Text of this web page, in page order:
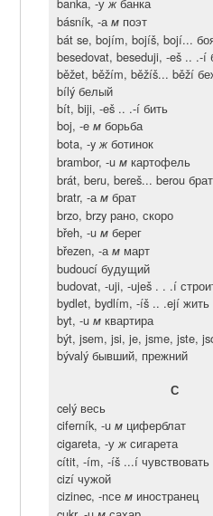
ж
básník, -ам поэт
bát se, bojím, bojíš, bojí...
besedovat, beseduji, -eš .. .-í
běžet, běžím, běžíš... běží
bílý белый
bít, biji, -eš .. .-í бить
boj, -e м борьба
bota, -yж ботинок
brambor, -u м картофель
brát, beru, bereš... berou
bratr, -ам брат
brzo, brzy рано, скоро
břeh, -u м берег
březen, -ам март
budoucí будущий
budovat, -uji, -uješ . . .í
bydlet, bydlím, -íš .. .ejí жить
byt, -u м квартира
být, jsem, jsi, je, jsme, jste,
bývalý бывший, прежний
С
celý весь
ciferník, -u м циферблат
cigareta, -уж сигарета
cítit, -ím, -íš ...í чувствовать
cizí чужой
cizinec, -nсе м иностранец